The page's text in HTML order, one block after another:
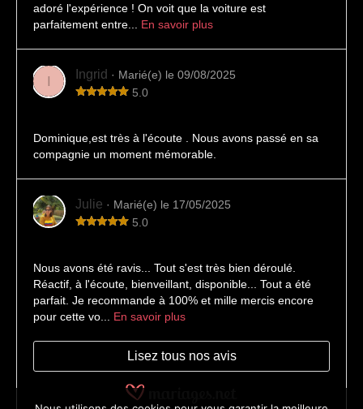
adoré l'expérience ! On voit que la voiture est
parfaitement entre... En savoir plus
I Ingrid · Marié(e) le 09/08/2025
5.0
Dominique,est très à l'écoute . Nous avons passé en sa
compagnie un moment mémorable.
Julie · Marié(e) le 17/05/2025
5.0
Nous avons été ravis... Tout s'est très bien déroulé.
Réactif, à l'écoute, bienveillant, disponible... Tout a été
parfait. Je recommande à 100% et mille mercis encore
pour cette vo... En savoir plus
Lisez tous nos avis